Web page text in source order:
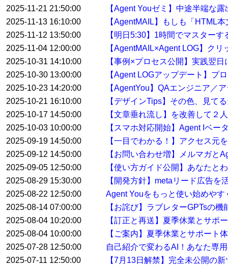
2025-11-21 21:50:00
【Agent Youゼミ】中途半端な
2025-11-13 16:10:00
【AgentMAIL】もしも「HTML
2025-11-12 13:50:00
【明日5:30】1時間でマスター
2025-11-04 12:00:00
【AgentMAIL×Agent LOG】ク
2025-10-31 14:10:00
【事例×プロセス公開】実践翌
2025-10-30 13:00:00
【Agent LOGアップデート】プ
2025-10-23 14:20:00
【AgentYou】QAエンジニア／
2025-10-21 16:10:00
【デザインTips】その色、見て
2025-10-17 14:50:00
【文章垂れ流し】を改善して２
2025-10-03 10:00:00
【スマホ対応開始】Agent Iベー
2025-09-19 14:50:00
【一目でわかる！】アクセス元
2025-09-12 14:50:00
【お問い合わせ増】メルマガと
2025-09-05 12:50:00
【使い方ガイド公開】あなたと
2025-08-29 15:30:00
【開発方針】metaリード広告を
2025-08-22 12:50:00
Agent Youをもっと使い始めや
2025-08-14 07:00:00
【お詫び】ラブレターGPTsの
2025-08-04 10:20:00
【訂正と再送】夏季休業とサポ
2025-08-04 10:00:00
【ご案内】夏季休業とサポート
2025-07-28 12:50:00
自己紹介で変わるAI！あなた専
2025-07-11 12:50:00
【7月13日解禁】完全未公開の